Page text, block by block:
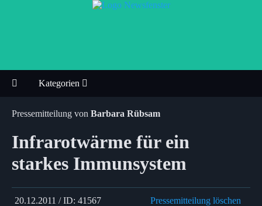
Kategorien
Pressemitteilung von Barbara Rübsam
Infrarotwärme für ein
starkes Immunsystem
20.12.2011 / ID: 41567
Pressemitteilung löschen